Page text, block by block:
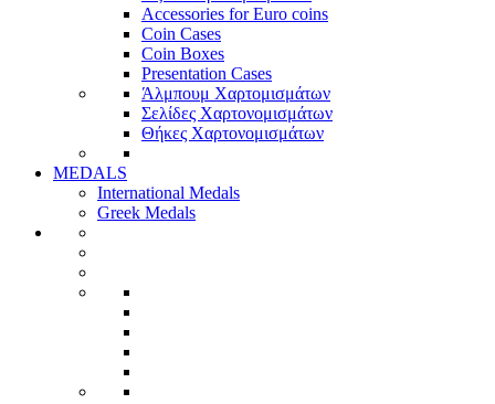
Accessories for Euro coins
Coin Cases
Coin Boxes
Presentation Cases
Άλμπουμ Χαρτομισμάτων
Σελίδες Χαρτονομισμάτων
Θήκες Χαρτονομισμάτων
MEDALS
International Medals
Greek Medals